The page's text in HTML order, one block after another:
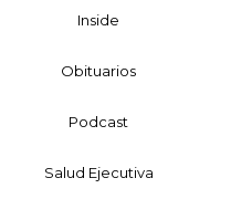
Inside
Obituarios
Podcast
Salud Ejecutiva